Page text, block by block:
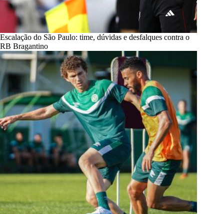
Escalação do São Paulo: time, dúvidas e desfalques contra o
RB Bragantino